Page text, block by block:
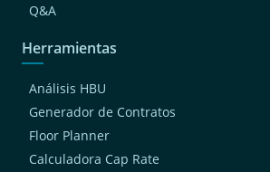
Q&A
Herramientas
Análisis HBU
Generador de Contratos
Floor Planner
Calculadora Cap Rate